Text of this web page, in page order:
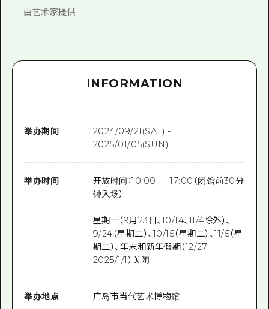
由艺术家提供
INFORMATION
举办期间
2024/09/21(SAT) -
2025/01/05(SUN)
举办时间
开放时间：10:00 — 17:00（闭馆前30分
钟入场）
星期一（9月23日、10/14、11/4除外）、
9/24（星期二）、10/15（星期二）、11/5（星
期二）、年末和新年假期（12/27—
2025/1/1）关闭
举办地点 广岛市当代艺术博物馆